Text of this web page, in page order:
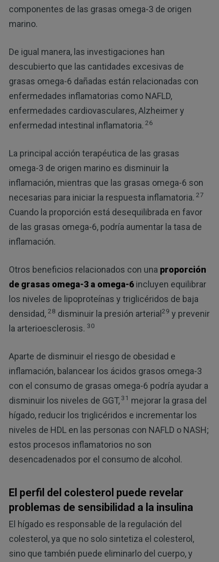
componentes de las grasas omega-3 de origen
marino.
De igual manera, las investigaciones han
descubierto que las cantidades excesivas de
grasas omega-6 dañadas están relacionadas con
enfermedades inflamatorias como NAFLD,
enfermedades cardiovasculares, Alzheimer y
enfermedad intestinal inflamatoria. 26
La principal acción terapéutica de las grasas
omega-3 de origen marino es disminuir la
inflamación, mientras que las grasas omega-6 son
necesarias para iniciar la respuesta inflamatoria. 27
Cuando la proporción está desequilibrada en favor
de las grasas omega-6, podría aumentar la tasa de
inflamación.
Otros beneficios relacionados con una proporción
de grasas omega-3 a omega-6incluyen equilibrar
los niveles de lipoproteínas y triglicéridos de baja
densidad, 28 disminuir la presión arterial29 y prevenir
la arterioesclerosis. 30
Aparte de disminuir el riesgo de obesidad e
inflamación, balancear los ácidos grasos omega-3
con el consumo de grasas omega-6 podría ayudar a
disminuir los niveles de GGT,31 mejorar la grasa del
hígado, reducir los triglicéridos e incrementar los
niveles de HDL en las personas con NAFLD o NASH;
estos procesos inflamatorios no son
desencadenados por el consumo de alcohol.
El perfil del colesterol puede revelar
problemas de sensibilidad a la insulina
El hígado es responsable de la regulación del
colesterol, ya que no solo sintetiza el colesterol,
sino que también puede eliminarlo del cuerpo, y